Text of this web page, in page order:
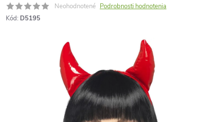
Neohodnotené Podrobnosti hodnotenia
Kód: D5195